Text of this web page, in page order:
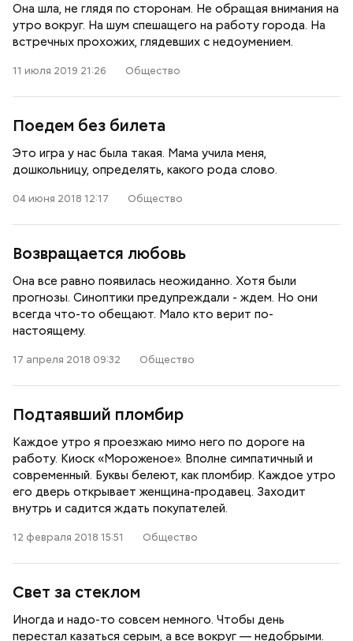
Она шла, не глядя по сторонам. Не обращая внимания на
утро вокруг. На шум спешащего на работу города. На
встречных прохожих, глядевших с недоумением.
11 июля 2019 21:26 Общество
Поедем без билета
Это игра у нас была такая. Мама учила меня,
дошкольницу, определять, какого рода слово.
04 июня 2018 12:17 Общество
Возвращается любовь
Она все равно появилась неожиданно. Хотя были
прогнозы. Синоптики предупреждали - ждем. Но они
всегда что-то обещают. Мало кто верит по-
настоящему.
17 апреля 2018 09:32 Общество
Подтаявший пломбир
Каждое утро я проезжаю мимо него по дороге на
работу. Киоск «Мороженое». Вполне симпатичный и
современный. Буквы белеют, как пломбир. Каждое утро
его дверь открывает женщина-продавец. Заходит
внутрь и садится ждать покупателей.
12 февраля 2018 15:51 Общество
Свет за стеклом
Иногда и надо-то совсем немного. Чтобы день
перестал казаться серым, а все вокруг — недобрыми.